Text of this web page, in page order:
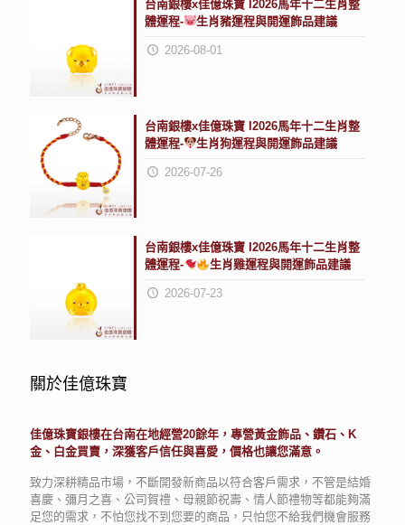
台南銀樓x佳億珠寶 I2026馬年十二生肖整
體運程-
生肖豬運程與開運飾品建議
2026-08-01
台南銀樓x佳億珠寶 I2026馬年十二生肖整
體運程-
生肖狗運程與開運飾品建議
2026-07-26
台南銀樓x佳億珠寶 I2026馬年十二生肖整
體運程-
生肖雞運程與開運飾品建議
2026-07-23
關於佳億珠寶
佳億珠寶銀樓在台南在地經營20餘年，專營黃金飾品、鑽石、K
金、白金買賣，深獲客戶信任與喜愛，價格也讓您滿意。
致力深耕精品市場，不斷開發新商品以符合客戶需求，不管是結婚
喜慶、彌月之喜、公司賀禮、母親節祝壽、情人節禮物等都能夠滿
足您的需求，不怕您找不到您要的商品，只怕您不給我們機會服務